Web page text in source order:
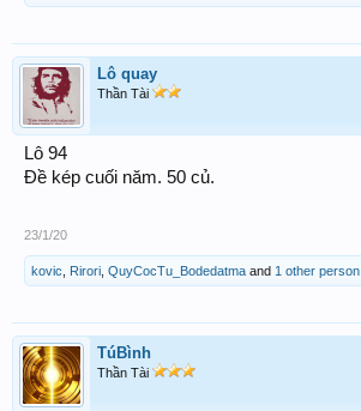
Lô quay
Thần Tài
Lô 94
Đề kép cuối năm. 50 củ.
23/1/20
kovic Rirori QuyCocTu_Bodedatma and 1 other person
TúBình
Thần Tài